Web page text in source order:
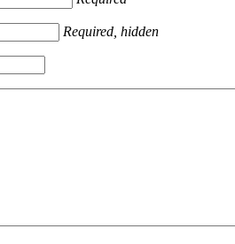
Required, hidden